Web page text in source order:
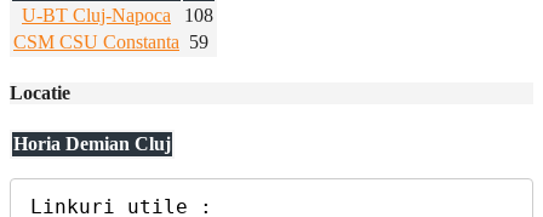
U-BT Cluj-Napoca
108
CSM CSU Constanta 59
Locatie
Horia Demian Cluj